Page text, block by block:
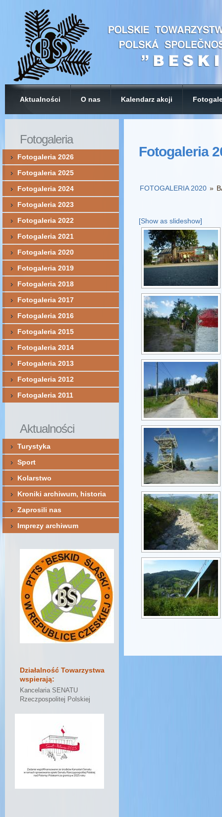
Aktualności O nas Kalendarz akcji
Fotogaleria
FOTOGALERIA 2020 »
[Show as slideshow]
Fotogaleria
Fotogaleria 2026
Fotogaleria 2025
Fotogaleria 2024
Fotogaleria 2023
Fotogaleria 2022
Fotogaleria 2021
Fotogaleria 2020
Fotogaleria 2019
Fotogaleria 2018
Fotogaleria 2017
Fotogaleria 2016
Fotogaleria 2015
Fotogaleria 2014
Fotogaleria 2013
Fotogaleria 2012
Fotogaleria 2011
Aktualności
Turystyka
Sport
Kolarstwo
Kroniki archiwum, historia
Zaprosili nas
Imprezy archiwum
Działalność Towarzystwa
wspierają:
Kancelaria SENATU
Rzeczpospolitej Polskiej